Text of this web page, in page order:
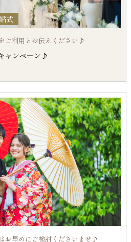
式
ご利用とお伝えください♪
ャンペーン♪
お早めにご検討くださいませ♪